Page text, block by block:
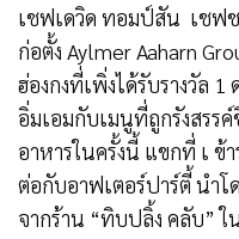
เชฟเดวิด ทอมป์สัน เชฟช
ก่อตั้ง Aylmer Aaharn
ฮ่องกงที่เพิ่งได้รับรางวัล
อิ่มเอมกับเมนูที่ถูกรังสรร
อาหารในครั้งนี้ แขกที่ เ ข้
ต่อกับอาฟเตอร์ปาร์ตี้ นำโ
จากร้าน “ทิบปลิ้ง คลับ” ใ